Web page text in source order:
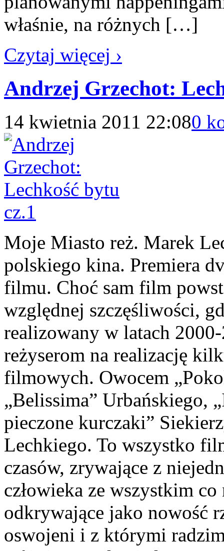
właśnie, na różnych […]
Czytaj więcej ›
Andrzej Grzechot:
14 kwietnia 2011 22:080
Moje Miasto reż. Marek
polskiego kina. Premiera
filmu. Choć sam film
względnej szczęśliwości,
realizowany w latach
reżyserom na realizację
filmowych. Owocem
„Belissima” Urbańskiego,
pieczone kurczaki”
Lechkiego. To wszystko
czasów, zrywające z
człowieka ze wszystkim co
odkrywające jako nowość
oswojeni i z którymi